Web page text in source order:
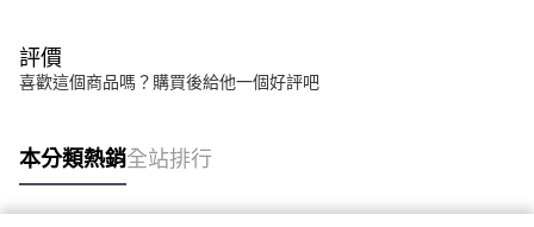
評價
喜歡這個商品嗎？購買後給他一個好評吧
本分類熱銷全站排行